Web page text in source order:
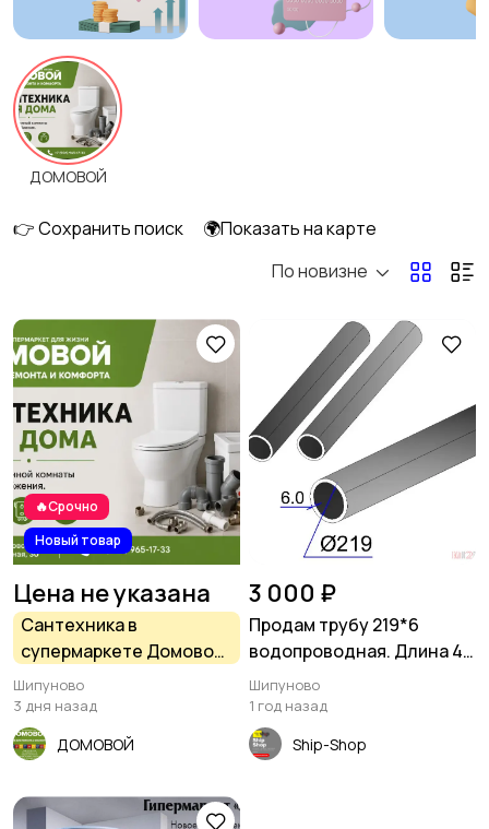
Сантехника и
водоснабжение
ы6
Другое11
ДОМОВОЙ
👉 Сохранить поиск
🌍Показать на карте
По новизне
🔥Срочно
Новый товар
Цена не указана
Сантехника в
супермаркете Домовой,
Шипуново
Шипуново
3 дня назад
ДОМОВОЙ
3 000 ₽
Продам трубу 219*6
водопроводная. Длина 4
метра в наличии 6 шт
Шипуново
1 год назад
Ship-Shop